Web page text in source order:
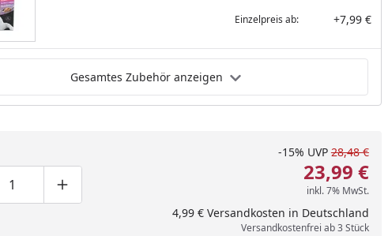
Einzelpreis ab: +7,99 €
Gesamtes Zubehör anzeigen
um eins verringern
Produktmenge manuell eingeben
Produktmenge um eins erhöhen
-15% UVP 28,48 €
23,99 €
inkl. 7% MwSt.
4,99 € Versandkosten in Deutschland
Versandkostenfrei ab 3 Stück